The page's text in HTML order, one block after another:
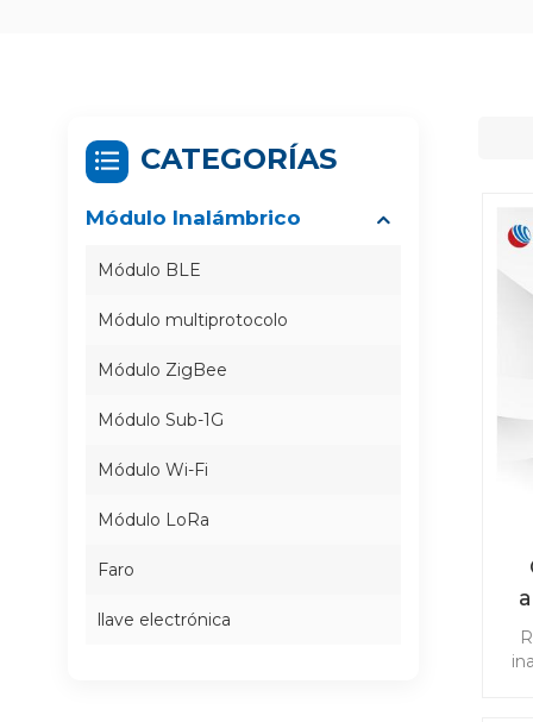
CATEGORÍAS
Módulo Inalámbrico
Módulo BLE
Módulo multiprotocolo
Módulo ZigBee
Módulo Sub-1G
Módulo Wi-Fi
Módulo LoRa
Faro
llave electrónica